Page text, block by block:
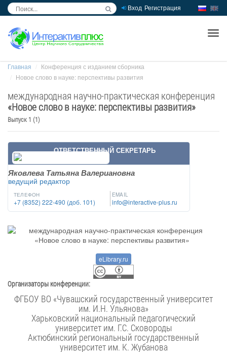
Вход Регистрация
Главная
Конференция с изданием сборника
Новое слово в науке: перспективы развития
международная научно-практическая конференция
«Новое слово в науке: перспективы развития»
Выпуск 1 (1)
ОТВЕТСТВЕННЫЙ СЕКРЕТАРЬ
Яковлева Татьяна Валериановна
ведущий редактор
ТЕЛЕФОН
+7 (8352) 222-490 (доб. 101)
EMAIL
info@interactive-plus.ru
eLibrary.ru
Организаторы конференции:
ФГБОУ ВО «Чувашский государственный университет
им. И.Н. Ульянова»
Харьковский национальный педагогический
университет им. Г.С. Сковороды
Актюбинский региональный государственный
университет им. К. Жубанова